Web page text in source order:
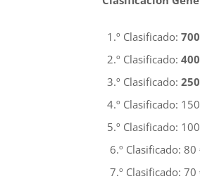
1.º Clasificado:
2.º Clasificado:
3.º Clasificado:
4.º Clasificado:
5.º Clasificado:
6.º Clasificado: 80
7.º Clasificado: 70